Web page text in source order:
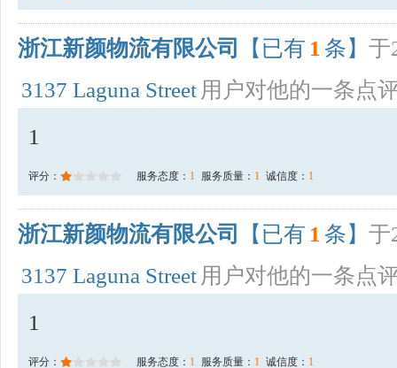
浙江新颜物流有限公司 【已有 1 条】 于
3137 Laguna Street 用户对他的一条点
1
评分： 服务态度： 1 服务质量： 1 诚信度： 1
浙江新颜物流有限公司 【已有 1 条】 于
3137 Laguna Street 用户对他的一条点
1
评分： 服务态度： 1 服务质量： 1 诚信度： 1